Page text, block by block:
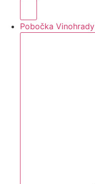
Pobočka Vinohrady